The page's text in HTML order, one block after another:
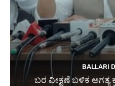
BALLARI
ಬರ ವೀಕ್ಷಣೆ ಬಳಿಕ ಅಗತ್ಯ